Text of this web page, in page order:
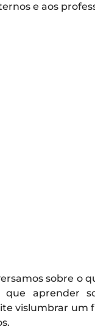
e aos
sobre o
que aprender
vislumbrar um